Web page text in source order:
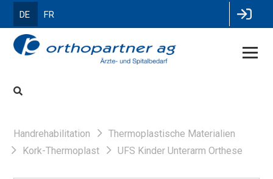
DE FR
Handrehabilitation
Thermoplastische Materialien
Kork-Thermoplast
UFS Kinder Unterarm Orthese